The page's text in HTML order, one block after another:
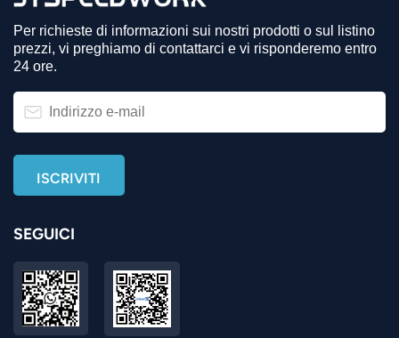
Per richieste di informazioni sui nostri prodotti o sul listino
prezzi, vi preghiamo di contattarci e vi risponderemo entro
24 ore.
SEGUICI